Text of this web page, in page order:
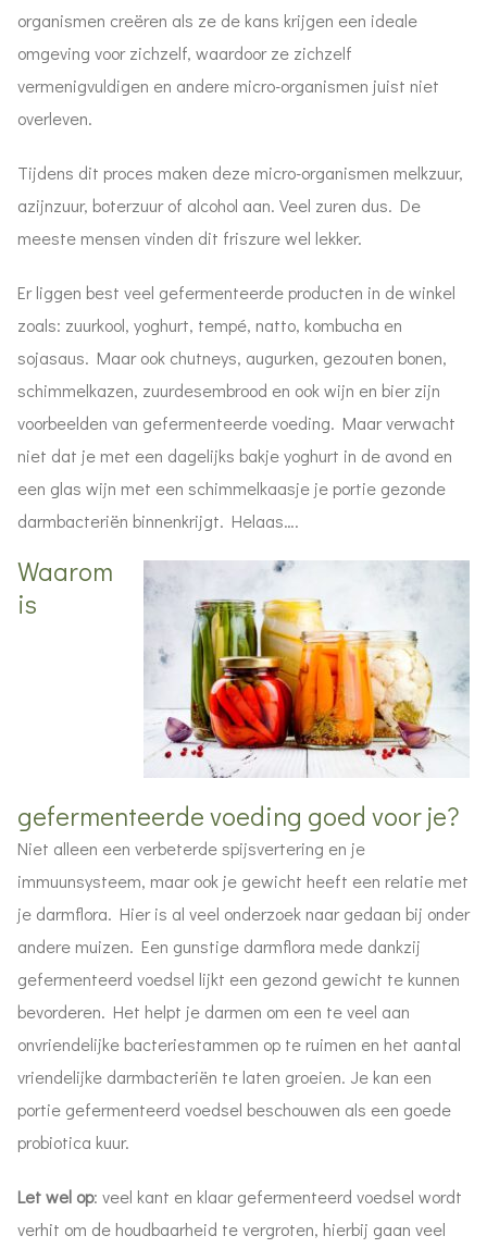
organismen creëren als ze de kans krijgen een ideale
omgeving voor zichzelf, waardoor ze zichzelf
vermenigvuldigen en andere micro-organismen juist niet
overleven.
Tijdens dit proces maken deze micro-organismen melkzuur,
azijnzuur, boterzuur of alcohol aan. Veel zuren dus. De
meeste mensen vinden dit friszure wel lekker.
Er liggen best veel gefermenteerde producten in de winkel
zoals: zuurkool, yoghurt, tempé, natto, kombucha en
sojasaus. Maar ook chutneys, augurken, gezouten bonen,
schimmelkazen, zuurdesembrood en ook wijn en bier zijn
voorbeelden van gefermenteerde voeding. Maar verwacht
niet dat je met een dagelijks bakje yoghurt in de avond en
een glas wijn met een schimmelkaasje je portie gezonde
darmbacteriën binnenkrijgt. Helaas….
Waarom
is
gefermenteerde voeding goed voor je?
Niet alleen een verbeterde spijsvertering en je
immuunsysteem, maar ook je gewicht heeft een relatie met
je darmflora. Hier is al veel onderzoek naar gedaan bij onder
andere muizen. Een gunstige darmflora mede dankzij
gefermenteerd voedsel lijkt een gezond gewicht te kunnen
bevorderen. Het helpt je darmen om een te veel aan
onvriendelijke bacteriestammen op te ruimen en het aantal
vriendelijke darmbacteriën te laten groeien. Je kan een
portie gefermenteerd voedsel beschouwen als een goede
probiotica kuur.
Let wel op: veel kant en klaar gefermenteerd voedsel wordt
verhit om de houdbaarheid te vergroten, hierbij gaan veel